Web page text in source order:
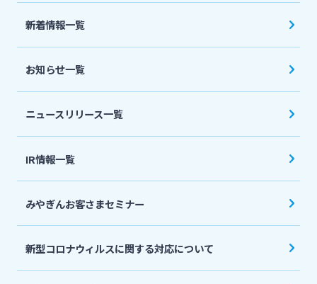
法人・個人事業主のお客さま
宮崎銀行について
ニュースリリース一覧
採用情報
お問い合わせ先一覧
新着情報一覧
お知らせ一覧
ニュースリリース一覧
IR情報一覧
みやぎんお客さまセミナー
新型コロナウィルスに関する対応について